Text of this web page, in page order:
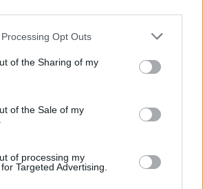
website/app uses one or more Google
or usage behaviour. You may click to
to Google and its third-party tags to
specified purposes in below Google
Opt Outs
of the Sharing of my
of the Sale of my
of processing my
Targeted Advertising.
január 20.
a sarkkörökig mindenütt
él, önellátó egy
növény interakciójával. Mivel
tanulmányozásával
klímaváltozás hatásairól – írja a
kutatócsoport az olasz